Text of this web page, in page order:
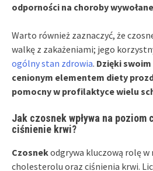
odporności na choroby
Warto również zaznaczyć, że
walkę z zakażeniami; jego
ogólny stan zdrowia. Dzięki swoim
cenionym elementem diety
pomocny w profilaktyce wielu
Jak czosnek wpływa na poziom
ciśnienie krwi?
Czosnekodgrywa kluczową rolę
cholesterolu oraz ciśnienia krwi.